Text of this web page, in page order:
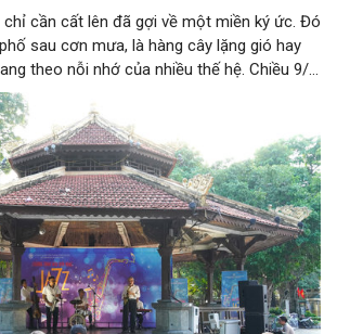
chỉ cần cất lên đã gợi về một miền ký ức. Đó
sau cơn mưa, là hàng cây lặng gió hay
theo nỗi nhớ của nhiều thế hệ. Chiều 9/8,
hoa Lý Thái Tổ, chương trình “Âm nhạc
một không gian như thế, nơi mỗi tác phẩm
tinh tế về vẻ đẹp của con người và đời